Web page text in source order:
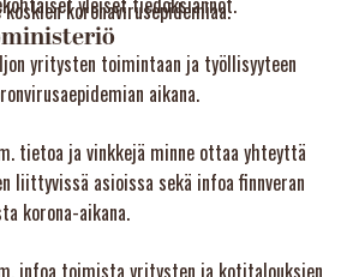
koronavirusepidemiaa.
yritysten toimintaan ja työllisyyteen
aikana.
tietoa ja vinkkejä minne ottaa yhteyttä
liittyvissä asioissa sekä infoa finnveran
korona-aikana.
infoa toimista yritysten ja kotitalouksien